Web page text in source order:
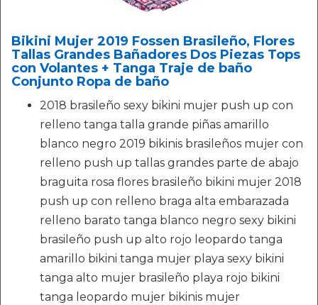
Bikini Mujer 2019 Fossen Brasileño, Flores
Tallas Grandes Bañadores Dos Piezas Tops
con Volantes + Tanga Traje de baño
Conjunto Ropa de baño
2018 brasileño sexy bikini mujer push up con
relleno tanga talla grande piñas amarillo
blanco negro 2019 bikinis brasileños mujer con
relleno push up tallas grandes parte de abajo
braguita rosa flores brasileño bikini mujer 2018
push up con relleno braga alta embarazada
relleno barato tanga blanco negro sexy bikini
brasileño push up alto rojo leopardo tanga
amarillo bikini tanga mujer playa sexy bikini
tanga alto mujer brasileño playa rojo bikini
tanga leopardo mujer bikinis mujer